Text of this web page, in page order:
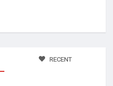
RECENT